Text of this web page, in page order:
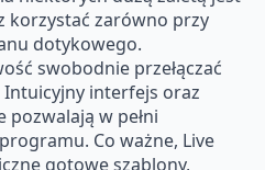
korzystać zarówno przy
dotykowego.
swobodnie przełączać
Intuicyjny interfejs oraz
w pełni
Co ważne, Live
gotowe szablony,